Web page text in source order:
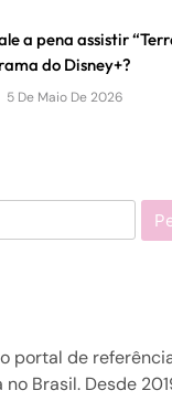
a pena assistir
do Disney+?
5 De Maio De 2026
portal de
Brasil. Desde